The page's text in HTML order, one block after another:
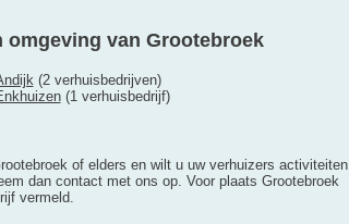
omgeving van Grootebroek
(2 verhuisbedrijven)
(1 verhuisbedrijf)
of elders en wilt u uw verhuizers activiteiten
dan contact met ons op. Voor plaats Grootebroek
vermeld.